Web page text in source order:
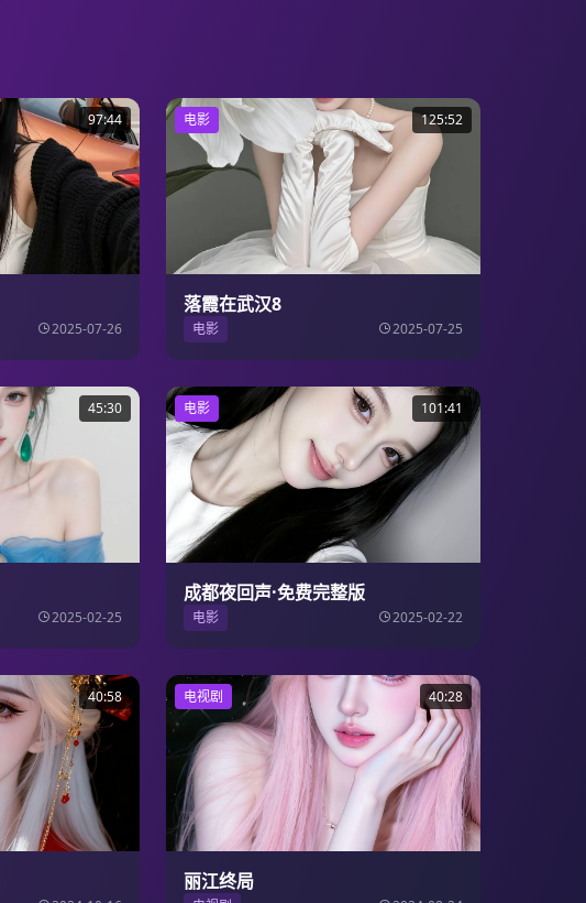
97:44
2025-07-26
电影 125:52
落霞在武汉8
电影 2025-07-25
45:30
2025-02-25
电影 101:41
成都夜回声·免费完整版
电影 2025-02-22
40:58 电视剧 40:28
丽江终局